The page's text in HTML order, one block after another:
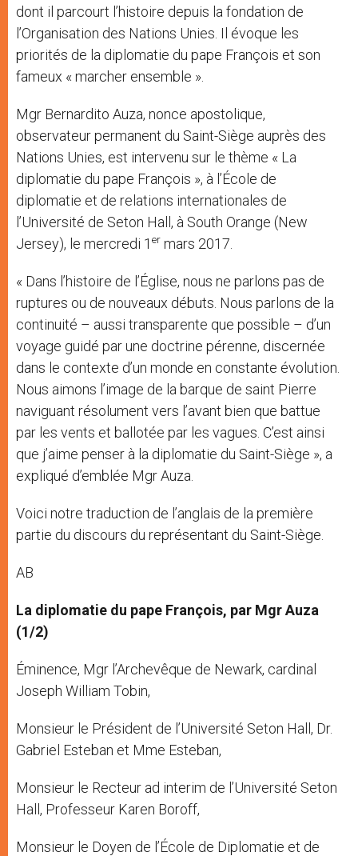
dont il parcourt l’histoire depuis la fondation de
l’Organisation des Nations Unies. Il évoque les
priorités de la diplomatie du pape François et son
fameux « marcher ensemble ».
Mgr Bernardito Auza, nonce apostolique,
observateur permanent du Saint-Siège auprès des
Nations Unies, est intervenu sur le thème « La
diplomatie du pape François », à l’École de
diplomatie et de relations internationales de
l’Université de Seton Hall, à South Orange (New
Jersey), le mercredi 1 er mars 2017.
« Dans l’histoire de l’Église, nous ne parlons pas de
ruptures ou de nouveaux débuts. Nous parlons de la
continuité – aussi transparente que possible – d’un
voyage guidé par une doctrine pérenne, discernée
dans le contexte d’un monde en constante évolution.
Nous aimons l’image de la barque de saint Pierre
naviguant résolument vers l’avant bien que battue
par les vents et ballotée par les vagues. C’est ainsi
que j’aime penser à la diplomatie du Saint-Siège », a
expliqué d’emblée Mgr Auza.
Voici notre traduction de l’anglais de la première
partie du discours du représentant du Saint-Siège.
AB
La diplomatie du pape François, par Mgr Auza
(1/2)
Éminence, Mgr l’Archevêque de Newark, cardinal
Joseph William Tobin,
Monsieur le Président de l’Université Seton Hall, Dr.
Gabriel Esteban et Mme Esteban,
Monsieur le Recteur ad interim de l’Université Seton
Hall, Professeur Karen Boroff,
Monsieur le Doyen de l’École de Diplomatie et de